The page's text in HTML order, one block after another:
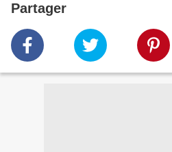
Partager